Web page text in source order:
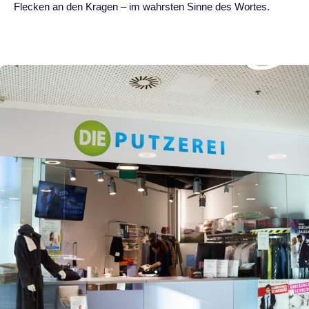
Flecken an den Kragen – im wahrsten Sinne des Wortes.